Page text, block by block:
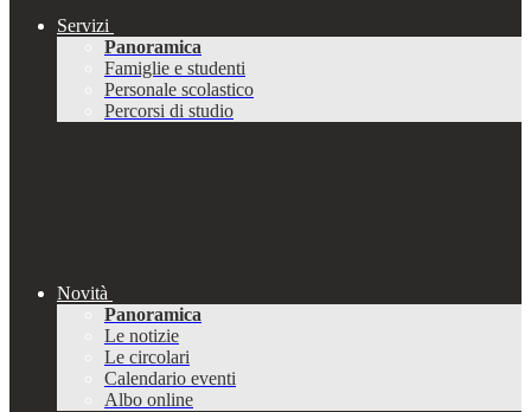
Servizi
Panoramica
Famiglie e studenti
Personale scolastico
Percorsi di studio
Novità
Panoramica
Le notizie
Le circolari
Calendario eventi
Albo online